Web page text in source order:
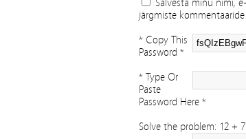
järgmiste kommentaaride
* Copy This
Password *
* Type Or
Paste
Password Here *
Solve the problem: 12 +